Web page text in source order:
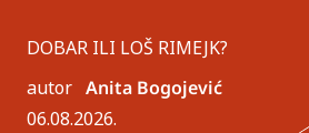
DOBAR ILI LOŠ RIMEJK?
autor Anita Bogojević
06.08.2026.